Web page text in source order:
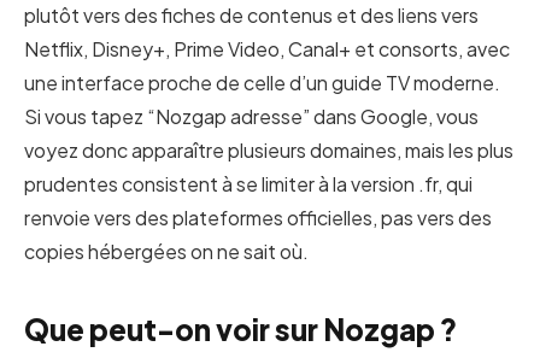
plutôt vers des fiches de contenus et des liens vers
Netflix, Disney+, Prime Video, Canal+ et consorts, avec
une interface proche de celle d’un guide TV moderne.
Si vous tapez “Nozgap adresse” dans Google, vous
voyez donc apparaître plusieurs domaines, mais les plus
prudentes consistent à se limiter à la version .fr, qui
renvoie vers des plateformes officielles, pas vers des
copies hébergées on ne sait où.
Que peut-on voir sur Nozgap ?